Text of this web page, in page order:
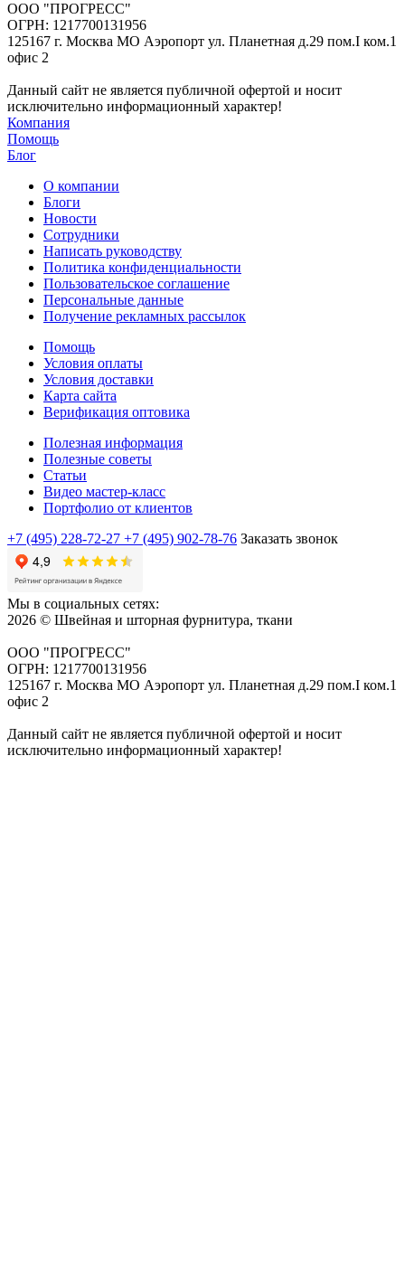
ООО "ПРОГРЕСС"
ОГРН: 1217700131956
125167 г. Москва МО Аэропорт ул. Планетная д.29 пом.I ком.1
офис 2
Данный сайт не является публичной офертой и носит
исключительно информационный характер!
Компания
Помощь
Блог
О компании
Блоги
Новости
Сотрудники
Написать руководству
Политика конфиденциальности
Пользовательское соглашение
Персональные данные
Получение рекламных рассылок
Помощь
Условия оплаты
Условия доставки
Карта сайта
Верификация оптовика
Полезная информация
Полезные советы
Статьи
Видео мастер-класс
Портфолио от клиентов
+7 (495) 228-72-27 +7 (495) 902-78-76 Заказать звонок
Мы в социальных сетях:
2026 © Швейная и шторная фурнитура, ткани
ООО "ПРОГРЕСС"
ОГРН: 1217700131956
125167 г. Москва МО Аэропорт ул. Планетная д.29 пом.I ком.1
офис 2
Данный сайт не является публичной офертой и носит
исключительно информационный характер!